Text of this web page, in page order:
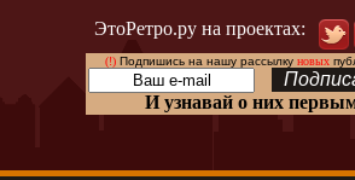
ЭтоРетро.ру на проектах:
(!)Подпишись на нашу рассылку новых
И узнавай о них